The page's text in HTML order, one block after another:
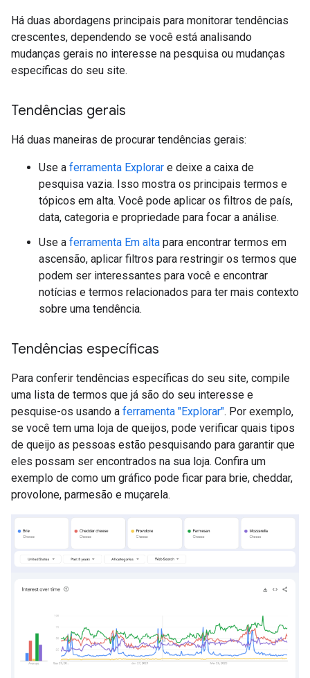
Há duas abordagens principais para monitorar tendências
crescentes, dependendo se você está analisando
mudanças gerais no interesse na pesquisa ou mudanças
específicas do seu site.
Tendências gerais
Há duas maneiras de procurar tendências gerais:
Use a ferramenta Explorar e deixe a caixa de
pesquisa vazia. Isso mostra os principais termos e
tópicos em alta. Você pode aplicar os filtros de país,
data, categoria e propriedade para focar a análise.
Use a ferramenta Em alta para encontrar termos em
ascensão, aplicar filtros para restringir os termos que
podem ser interessantes para você e encontrar
notícias e termos relacionados para ter mais contexto
sobre uma tendência.
Tendências específicas
Para conferir tendências específicas do seu site, compile
uma lista de termos que já são do seu interesse e
pesquise-os usando a ferramenta "Explorar". Por exemplo,
se você tem uma loja de queijos, pode verificar quais tipos
de queijo as pessoas estão pesquisando para garantir que
eles possam ser encontrados na sua loja. Confira um
exemplo de como um gráfico pode ficar para brie, cheddar,
provolone, parmesão e muçarela.